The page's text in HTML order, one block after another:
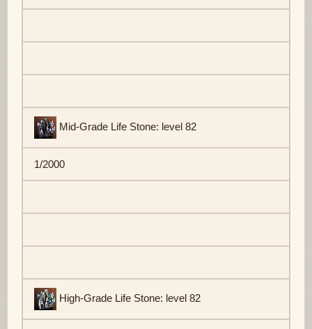
Mid-Grade Life Stone: level 82
1/2000
High-Grade Life Stone: level 82